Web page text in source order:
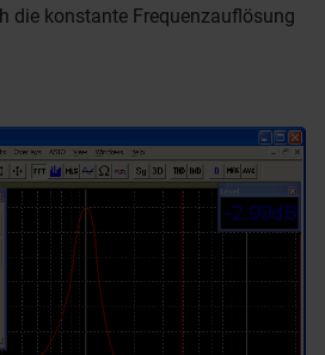
die konstante Frequenzauflösung